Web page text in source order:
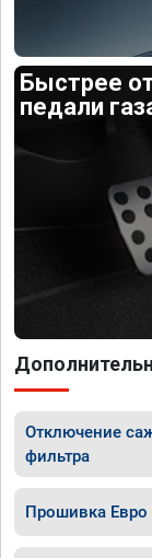
Быстрее
педали
Отключение
фильтра
Прошивка Евро